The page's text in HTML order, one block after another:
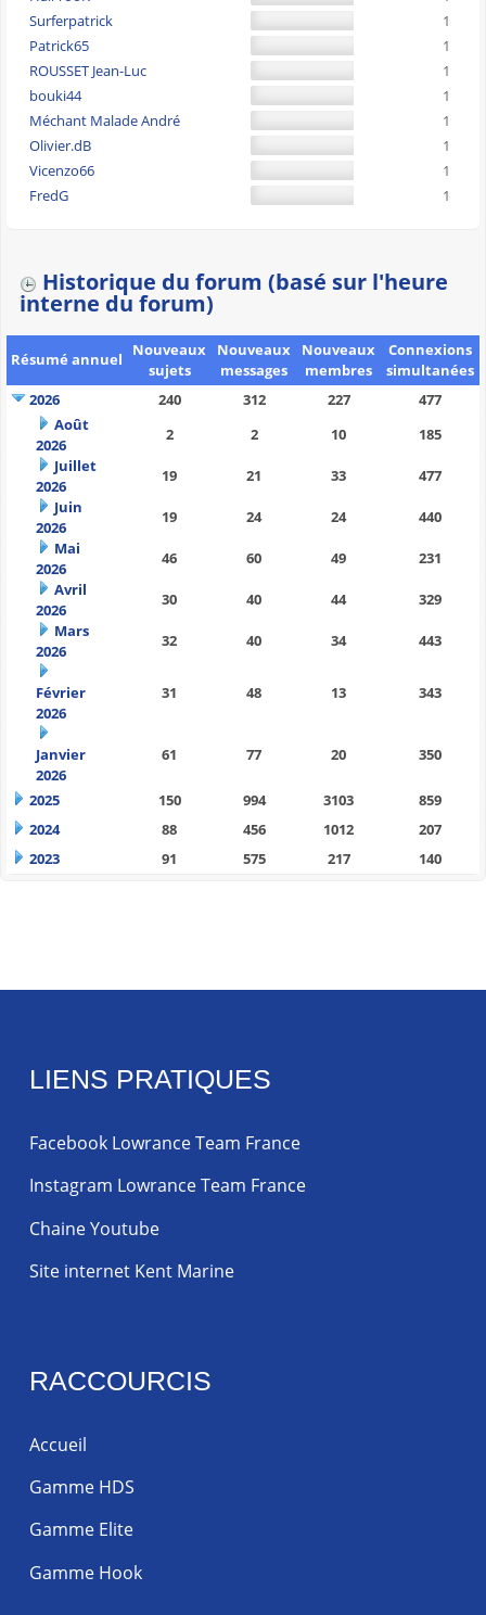
Surferpatrick
1
Patrick65
1
ROUSSET Jean-Luc
1
bouki44
1
Méchant Malade André
1
Olivier.dB
1
Vicenzo66
1
FredG
1
Historique du forum (basé sur l'heure
interne du forum)
Résumé annuel
Nouveaux
sujets
Nouveaux
messages
Nouveaux
membres
Connexions
simultanées
2026
240 312 227
477
Août
2026
2 2 10
185
Juillet
2026
19 21 33
477
Juin
2026
19 24 24
440
Mai
2026
46 60 49
231
Avril
2026
30 40 44
329
Mars
2026
32 40 34 443
Février
2026
31 48 13 343
Janvier
2026
61 77 20 350
2025 150 994 3103
859
2024
88 456 1012
207
2023
91 575 217 140
LIENS PRATIQUES
Facebook Lowrance Team France
Instagram Lowrance Team France
Chaine Youtube
Site internet Kent Marine
RACCOURCIS
Accueil
Gamme HDS
Gamme Elite
Gamme Hook